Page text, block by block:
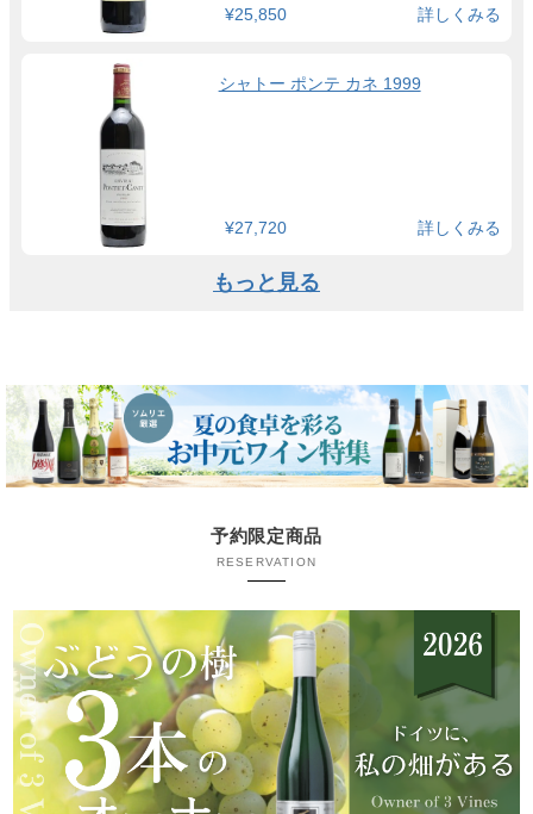
¥25,850 詳しくみる
シャトー ポンテ カネ 1999
¥27,720 詳しくみる
もっと見る
予約限定商品
RESERVATION